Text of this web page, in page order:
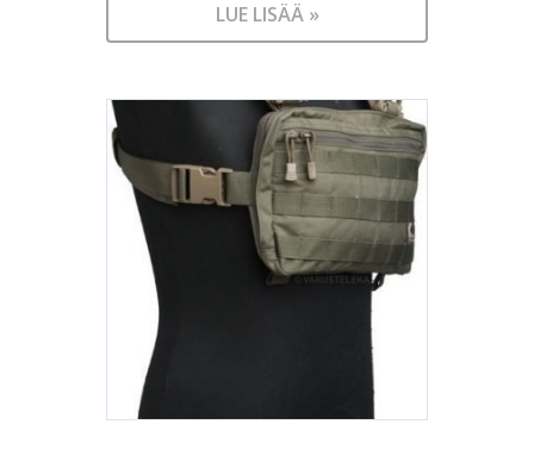
LUE LISÄÄ »